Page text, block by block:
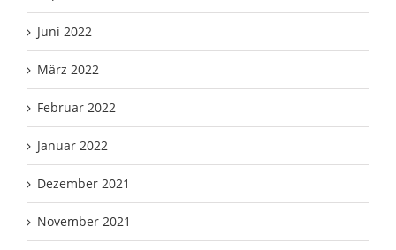
Juni 2022
März 2022
Februar 2022
Januar 2022
Dezember 2021
November 2021